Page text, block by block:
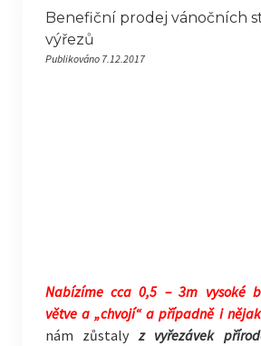
Benefiční prodej vánočních
výřezů
Publikováno 7.12.2017
Nabízíme cca 0,5 – 3m vysoké
větve a „chvojí“ a případně i
nám zůstalyz vyřezávek